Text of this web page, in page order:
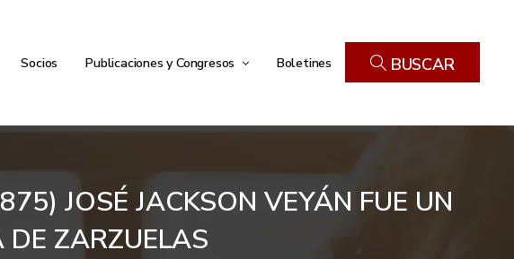
Socios Publicaciones y Congresos Boletines BUSCAR
JOSÉ JACKSON VEYÁN FUE UN
ZARZUELAS